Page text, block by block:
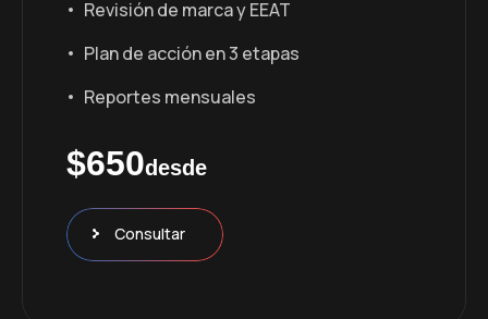
Revisión de marca y EEAT
Plan de acción en 3 etapas
Reportes mensuales
$650desde
Consultar